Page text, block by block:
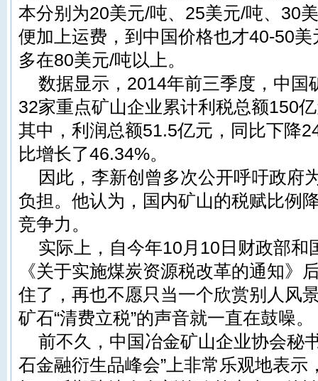
本分别为20美元/吨、25美元/吨、30
便加上运费，到中国价格也才40-50
多在80美元/吨以上。
数据显示，2014年前三季度，中国
32家重点矿山企业累计利税总额150
其中，利润总额51.5亿元，同比下降
比增长了46.34%。
因此，李新创曾多次公开呼吁政府
负担。他认为，国内矿山的税赋比例
竞争力。
实际上，自今年10月10日财政部和
《关于实施煤炭资源税改革的通知》
住了，再也不愿只当一个欣赏别人风
矿石“清费立税”的声音就一直在鼓噪。
前不久，中国冶金矿山企业协会秘
石金融衍生品峰会”上非常乐观地表示